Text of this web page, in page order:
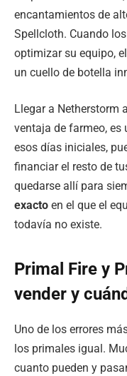
encantamientos de
Spellcloth. Cuando
optimizar su equipo,
un cuello de botella
Llegar a Netherstorm
ventaja de farmeo, es
esos días iniciales,
financiar el resto de
quedarse allí para
exacto en el que el
todavía no existe.
Primal Fire y
vender y
Uno de los errores
los primales igual.
cuanto pueden y